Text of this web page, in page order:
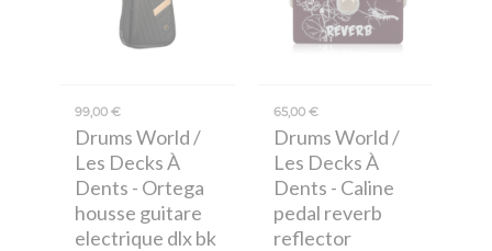
99,00 €
Drums World /
Les Decks À
Dents - Ortega
housse guitare
electrique dlx bk
65,00 €
Drums World /
Les Decks À
Dents - Caline
pedal reverb
reflector